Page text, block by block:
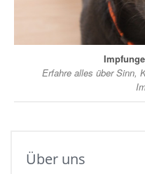
Erfahre alles über Sinn,
Über uns